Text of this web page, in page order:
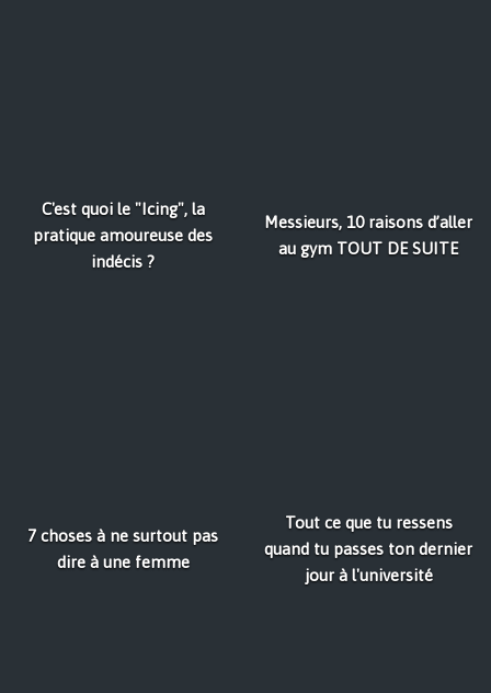
C'est quoi le "Icing", la
pratique amoureuse des
indécis ?
Messieurs, 10 raisons d’aller
au gym TOUT DE SUITE
7 choses à ne surtout pas
dire à une femme
Tout ce que tu ressens
quand tu passes ton dernier
jour à l'université